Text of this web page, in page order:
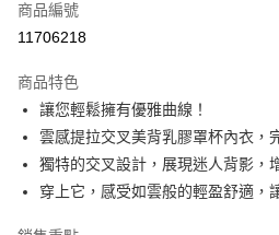
超商取貨付款
Apple Pay
街口支付
悠遊付
Google Pay
商品編號
11706218
商品特色
讓您輕鬆擁有優雅曲線！
雲感提拉交叉美背乳膠罩杯內衣，
獨特的交叉設計，展現迷人背影，
穿上它，感受如雲般的輕盈舒適，